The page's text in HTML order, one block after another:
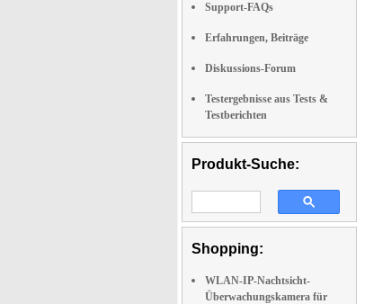
Support-FAQs
Erfahrungen, Beiträge
Diskussions-Forum
Testergebnisse aus Tests &
Testberichten
Produkt-Suche:
Shopping:
WLAN-IP-Nachtsicht-
Überwachungskamera für